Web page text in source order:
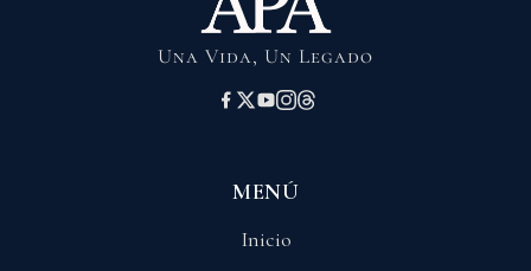
Una Vida, Un Legado
MENÚ
Inicio